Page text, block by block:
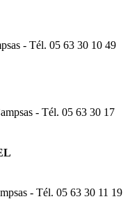
- Tél. 05 63 30 10 49
- Tél. 05 63 30 17
- Tél. 05 63 30 11 19